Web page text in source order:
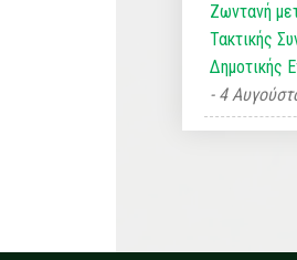
Ζωντανή
Τακτικής
Δημοτικής
4